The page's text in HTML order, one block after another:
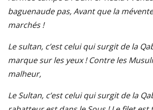
baguenaude pas, Avant que la
marchés !
Le sultan, c’est celui qui surgit de la
marque sur les yeux ! Contre les
malheur,
Le Sultan, c’est celui qui surgit de la